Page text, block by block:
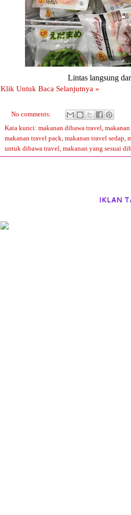
Lintas langsung
Klik Untuk Baca Selanjutnya »
No comments:
Kata kunci: makanan dibawa travel,
makanan travel pack, makanan travel sedap,
untuk dibawa travel, makanan yang sesuai
IKLAN